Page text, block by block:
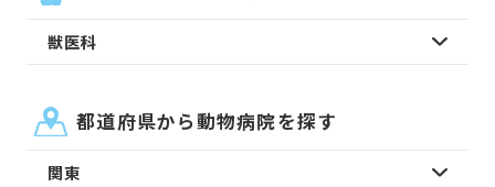
獣医科
都道府県から動物病院を探す
関東